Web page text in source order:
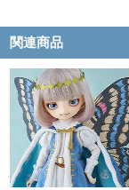
関連商品